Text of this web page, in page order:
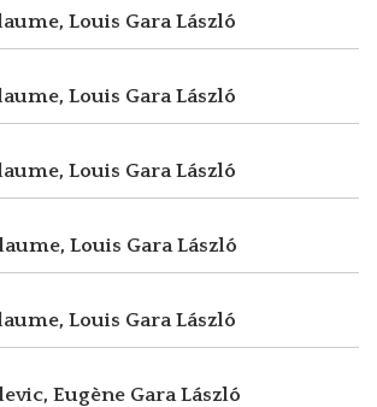
Louis Gara László
Louis Gara László
Louis Gara László
Louis Gara László
Louis Gara László
Eugène Gara László